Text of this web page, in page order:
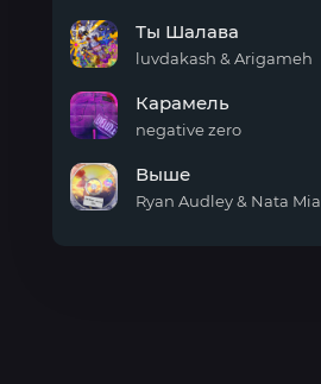
и чё?
Шалава
Ты Шалава
luvdakash & Arigameh
Карамель
negative zero
Выше
Ryan Audley & Nata Mia